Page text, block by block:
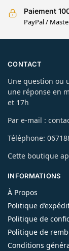
Paiement
PayPal /
CONTACT
Une question ou
une réponse en
et 17h
Par e-mail :
Téléphone:
Cette boutique
INFORMATIONS
À Propos
Politique
Politique de
Politique de
Conditions